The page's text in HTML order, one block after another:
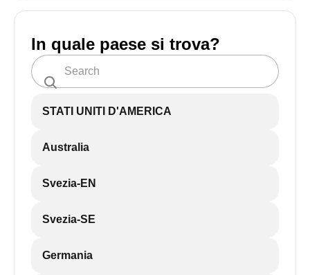
In quale paese si trova?
STATI UNITI D'AMERICA
Australia
Svezia-EN
Svezia-SE
Germania